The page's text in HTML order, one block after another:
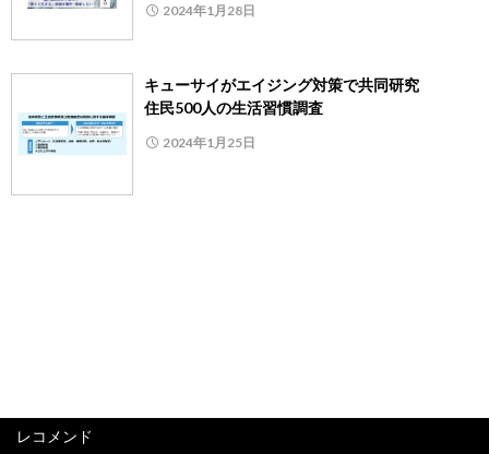
2024年1月28日
キューサイがエイジング対策で共同研究
住民500人の生活習慣調査
2024年1月25日
レコメンド